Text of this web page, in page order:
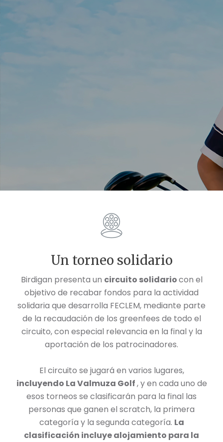
Un torneo solidario
Birdigan presenta un circuito solidariocon el
objetivo de recabar fondos para la actividad
solidaria que desarrolla FECLEM, mediante parte
de la recaudación de los greenfees de todo el
circuito, con especial relevancia en la final y la
aportación de los patrocinadores.
El circuito se jugará en varios lugares,
incluyendo La Valmuza Golf, y en cada uno de
esos torneos se clasificarán para la final las
personas que ganen el scratch, la primera
categoría y la segunda categoría. La
clasificación incluye alojamiento para la